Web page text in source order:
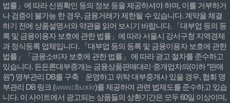
법률」에 따라 신원확인 등의 정보 등을 제공하셔야 하며, 이를 거부하거
나 검증이 불가능 한 경우, 금융거래가 제한될 수 있습니다. 계약을 체결
하기 전에 상품설명서와 약관을 읽어 보시기 바랍니다. 「대부업 등의 등
록 및 금융이용자 보호에 관한 법률」에 따라 서울시 강서구청 지역경제
과 정식등록 업체입니다. 「대부업 등의 등록 및 금융이용자 보호에 관한
법률」「금융소비자 보호에 관한 법률」 에 따라 광고 절차를 준수하고
있습니다. 든든론대부중개는 금융상품판매대리·중개업자의(이하 “판매
원”) 명부관리 DB를 구축ᆞ운영하고 위탁 대부중개사 있을 경우, 협회 명
부관리 DB 링크 (www.clfa.or.kr)를 제공하여 관련 법제도를 준수하고 있습
니다. 이 사이트에서 광고되는 상품들의 상환기간은 모두 60일 이상이며,